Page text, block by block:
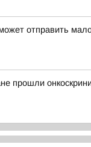
отправить
прошли